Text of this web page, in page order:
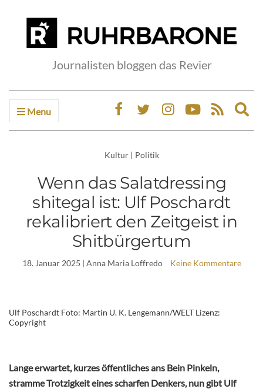
Journalisten bloggen das Revier
Menu
Kultur | Politik
Wenn das Salatdressing
shitegal ist: Ulf Poschardt
rekalibriert den Zeitgeist in
Shitbürgertum
18. Januar 2025 | Anna Maria Loffredo Keine Kommentare
Ulf Poschardt Foto: Martin U. K. Lengemann/WELT Lizenz:
Copyright
Lange erwartet, kurzes öffentliches ans Bein Pinkeln,
stramme Trotzigkeit eines scharfen Denkers, nun gibt Ulf